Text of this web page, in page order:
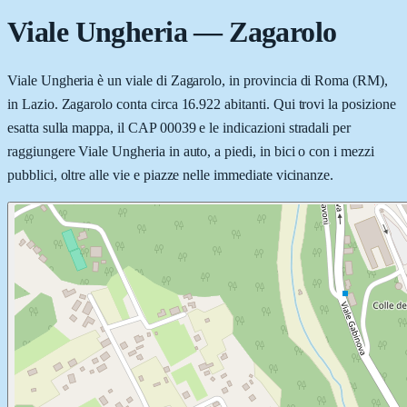
Viale Ungheria—Zagarolo
Viale Ungheria è un viale di Zagarolo, in provincia di Roma (RM),
in Lazio. Zagarolo conta circa 16.922 abitanti. Qui trovi la posizione
esatta sulla mappa, il CAP 00039 e le indicazioni stradali per
raggiungere Viale Ungheria in auto, a piedi, in bici o con i mezzi
pubblici, oltre alle vie e piazze nelle immediate vicinanze.